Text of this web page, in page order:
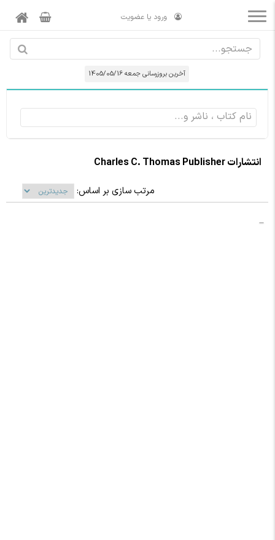
ورود یا عضویت
آخرین بروزرسانی جمعه 1405/05/16
انتشارات Charles C. Thomas Publisher
مرتب سازی بر اساس: